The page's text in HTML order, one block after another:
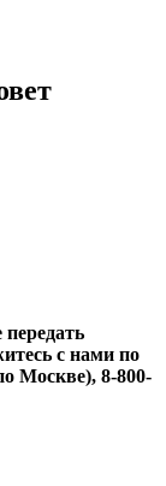
с нами по
Москве), 8-800-